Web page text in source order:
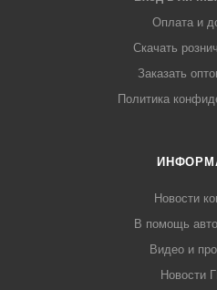
Оплата и
Скачать
Заказать
Политика
Новости
В помощь
Видео и
Новости